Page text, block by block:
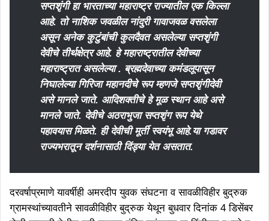
सप्तशृंगी हा भारताच्या महाराष्ट्र राज्यातील एक किल्ला
आहे. तो नाशिक जवळील नांदुरी गावाजवळ वसलेला
असून अनेक कुटुंबांची कुलदैवत असलेल्या सप्तशृंगी
देवीचे तीर्थक्षेत्र आहे. हे महाराष्ट्रातील देवीच्या
महाराष्ट्रात असलेल्या . ब्रह्मदेवाच्या कमंडलूपासून
निघालेल्या गिरिजा महानदीचे रूप म्हणजे सप्तशृंगीदेवी
असे मानले जाते. आदिशक्तीचे हे मूळ स्थान आहे असे
मानले जाते. देवीचे अठराभुजा सप्तशृंग रूप येथे
पहावयास मिळते. ही देवीची मूर्ती स्वयंभू आहे.या गडावर
राज्यभरातून दर्शनासाठी दिंड्या येत असतात.
दरवर्षाप्रमाणे यावर्षीही अमरदीप युवक संघटना व सावळीविहीर बुद्रुक
ग्रामस्थांच्यावतीने सावळीविहीर बुद्रुक येथून बुधवार दिनांक 4 डिसेंबर